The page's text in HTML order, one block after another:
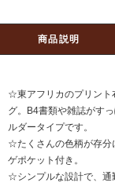
商品説明
☆東アフリカのプリント
グ。B4書類や雑誌がす
ルダータイプです。
☆たくさんの色柄が存分
ゲポケット付き。
☆シンプルな設計で、通